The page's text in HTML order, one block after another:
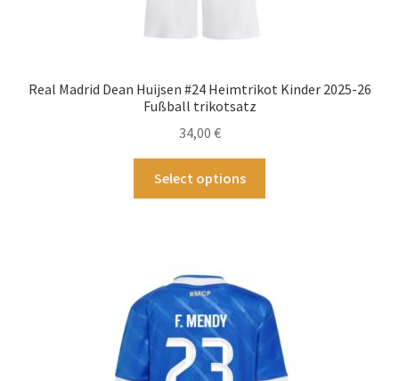
Real Madrid Dean Huijsen #24 Heimtrikot Kinder 2025-26
Fußball trikotsatz
34,00 €
Select options
Die
Optionen
können
auf